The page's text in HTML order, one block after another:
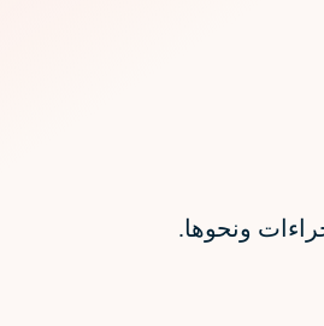
ونحوها.